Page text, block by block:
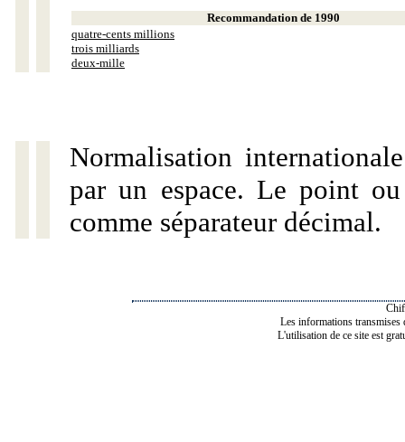
Recommandation de 1990
quatre-cents millions
trois milliards
deux-mille
Normalisation
par un espace. Le point
comme séparateur décimal.
Les informations transmises
L'utilisation de ce site est